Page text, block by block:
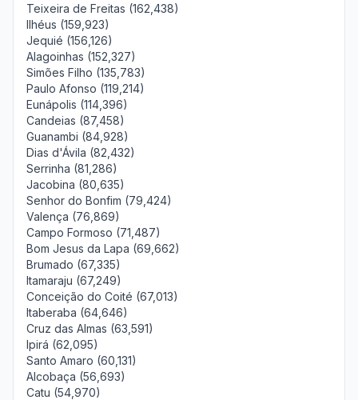
Teixeira de Freitas (162,438)
Ilhéus (159,923)
Jequié (156,126)
Alagoinhas (152,327)
Simões Filho (135,783)
Paulo Afonso (119,214)
Eunápolis (114,396)
Candeias (87,458)
Guanambi (84,928)
Dias d'Ávila (82,432)
Serrinha (81,286)
Jacobina (80,635)
Senhor do Bonfim (79,424)
Valença (76,869)
Campo Formoso (71,487)
Bom Jesus da Lapa (69,662)
Brumado (67,335)
Itamaraju (67,249)
Conceição do Coité (67,013)
Itaberaba (64,646)
Cruz das Almas (63,591)
Ipirá (62,095)
Santo Amaro (60,131)
Alcobaça (56,693)
Catu (54,970)